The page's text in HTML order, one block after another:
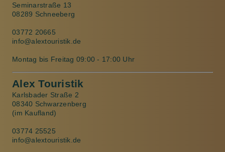
Seminarstraße 13
08289 Schneeberg
03772 20665
info@alextouristik.de
Montag bis Freitag 09:00 - 17:00 Uhr
Alex Touristik
Karlsbader Straße 2
08340 Schwarzenberg
(im Kaufland)
03774 25525
info@alextouristik.de